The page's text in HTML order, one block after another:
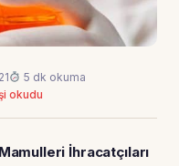
5 dk okuma
okudu
İhracatçıları